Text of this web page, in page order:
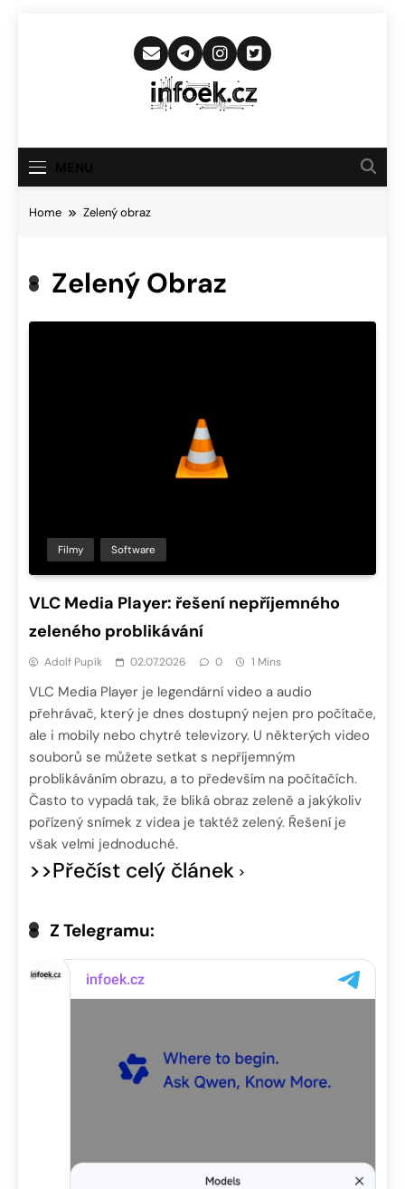
Infoek.cz
Novinkám
Home Zelený obraz
Zelený Obraz
Filmy Software
VLC Media Player: řešení nepříjemného
zeleného problikávání
Adolf Pupík 02.07.2026 0 1 Mins
VLC Media Player je legendární video a audio
přehrávač, který je dnes dostupný nejen pro počítače,
ale i mobily nebo chytré televizory. U některých video
souborů se můžete setkat s nepříjemným
problikáváním obrazu, a to především na počítačích.
Často to vypadá tak, že bliká obraz zeleně a jakýkoliv
pořízený snímek z videa je taktéž zelený. Řešení je
však velmi jednoduché.
>>Přečíst celý článek
Z Telegramu: